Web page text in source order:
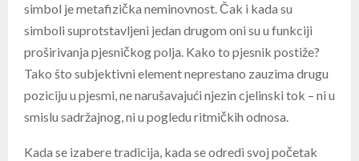
simbol je metafizička neminovnost. Čak i kada su
simboli suprotstavljeni jedan drugom oni su u funkciji
proširivanja pjesničkog polja. Kako to pjesnik postiže?
Tako što subjektivni element neprestano zauzima drugu
poziciju u pjesmi, ne narušavajući njezin cjelinski tok – ni u
smislu sadržajnog, ni u pogledu ritmičkih odnosa.
Kada se izabere tradicija, kada se odredi svoj početak